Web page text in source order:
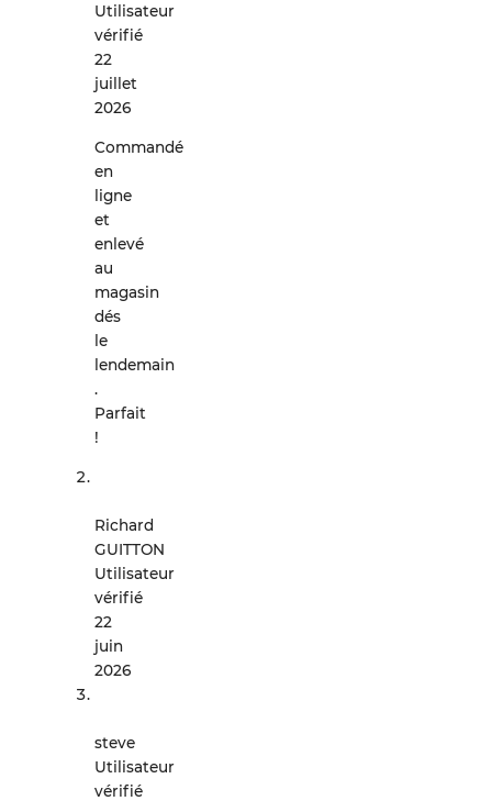
Utilisateur
vérifié
22
juillet
2026
Commandé
en
ligne
et
enlevé
au
magasin
dés
le
lendemain
.
Parfait
!
Richard
GUITTON
Utilisateur
vérifié
22
juin
2026
steve
Utilisateur
vérifié